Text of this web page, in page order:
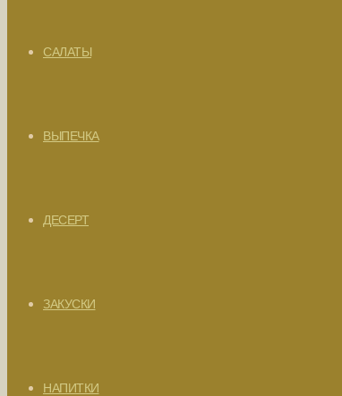
САЛАТЫ
ВЫПЕЧКА
ДЕСЕРТ
ЗАКУСКИ
НАПИТКИ